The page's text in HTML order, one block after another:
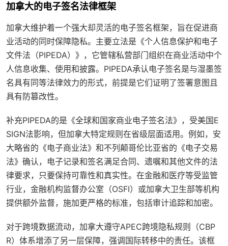
加拿大的电子签名法律框架
加拿大维护着一个强大却灵活的电子签名框架，旨在促进商
业活动的同时保障隐私。主要立法是《个人信息保护和电子
文件法（PIPEDA）》，它管辖私营部门组织在商业活动中个
人信息收集、使用和披露。PIPEDA承认电子签名是与湿墨签
名具有同等法律效力的形式，前提是它们证明了签署意图且
具有防篡改性。
补充PIPEDA的是《全球和国家商业电子签名法》，受美国E
SIGN法影响，但加拿大特定规则在省级层面适用。例如，安
大略省的《电子商业法》和不列颠哥伦比亚省的《电子交易
法》确认，电子记录和签名满足合同、遗嘱和其他文件的法
律要求，只要保持可靠性和真实性。在金融和医疗等受监管
行业，金融机构监督办公室（OSFI）或加拿大卫生部等机构
提供额外监督，施加更严格的标准，包括审计追踪和加密。
对于跨境数据流动，加拿大遵守APEC跨境隐私规则（CBP
R）体系增添了另一层保障，强调国际转移中的责任。该框